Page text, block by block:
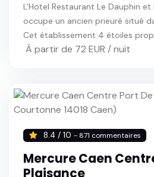
L'Hotel Restaurant Le Dauphin et
occupe un ancien prieuré situé
Cet établissement 4 étoiles
À partir de 72 EUR / nuit
8.4 / 10 - 871 commentaires
Mercure Caen
Plaisance